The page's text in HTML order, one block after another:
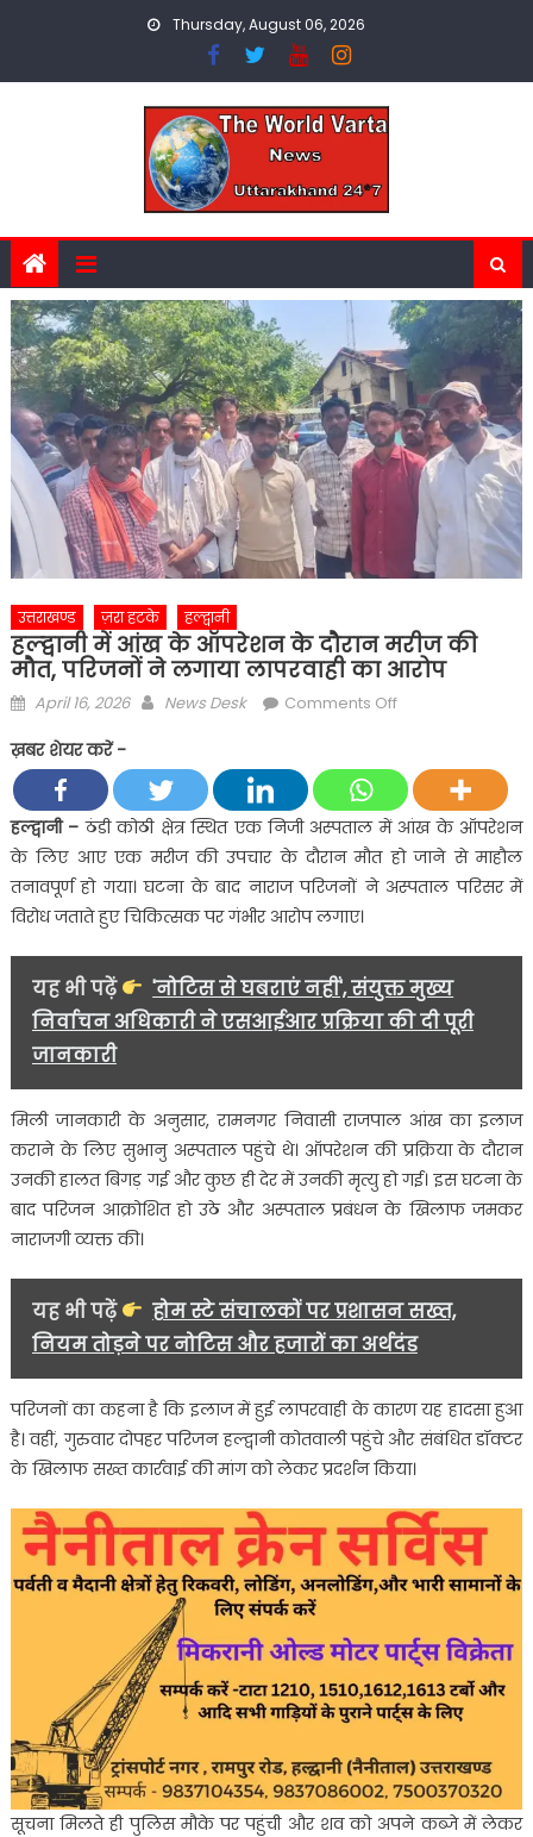
Thursday, August 06, 2026
उत्तराखण्ड ज़रा हटके हल्द्वानी
हल्द्वानी में आंख के ऑपरेशन के दौरान मरीज की
मौत, परिजनों ने लगाया लापरवाही का आरोप
Posted
April 16, 2026 Author
News Desk Comments Offon
आंख
के
ऑपरेशन
के
दौरान
परिजनों
ने
का
आरोप
ख़बर शेयर करें -
हल्द्वानी –ठंडी कोठी क्षेत्र स्थित एक निजी अस्पताल में आंख के ऑपरेशन
के लिए आए एक मरीज की उपचार के दौरान मौत हो जाने से माहौल
तनावपूर्ण हो गया। घटना के बाद नाराज परिजनों ने अस्पताल परिसर में
विरोध जताते हुए चिकित्सक पर गंभीर आरोप लगाए।
यह भी पढ़ें
'नोटिस से घबराएं नहीं', संयुक्त मुख्य
निर्वाचन अधिकारी ने एसआईआर प्रक्रिया की दी पूरी
जानकारी
मिली जानकारी के अनुसार, रामनगर निवासी राजपाल आंख का इलाज
कराने के लिए सुभानु अस्पताल पहुंचे थे। ऑपरेशन की प्रक्रिया के दौरान
उनकी हालत बिगड़ गई और कुछ ही देर में उनकी मृत्यु हो गई। इस घटना के
बाद परिजन आक्रोशित हो उठे और अस्पताल प्रबंधन के खिलाफ जमकर
नाराजगी व्यक्त की।
यह भी पढ़ें
होम स्टे संचालकों पर प्रशासन सख्त,
नियम तोड़ने पर नोटिस और हजारों का अर्थदंड
परिजनों का कहना है कि इलाज में हुई लापरवाही के कारण यह हादसा हुआ
है। वहीं, गुरुवार दोपहर परिजन हल्द्वानी कोतवाली पहुंचे और संबंधित डॉक्टर
के खिलाफ सख्त कार्रवाई की मांग को लेकर प्रदर्शन किया।
सूचना मिलते ही पुलिस मौके पर पहुंची और शव को अपने कब्जे में लेकर